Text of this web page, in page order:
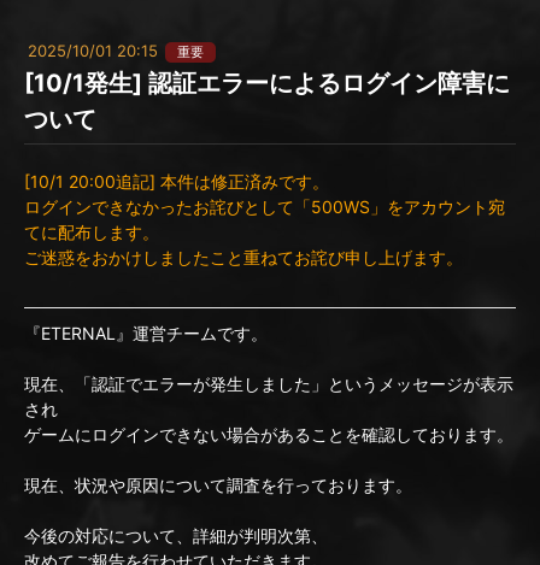
2025/10/01 20:15 重要
[10/1発生] 認証エラーによるログイン障害に
ついて
[10/1 20:00追記] 本件は修正済みです。
ログインできなかったお詫びとして「500WS」をアカウント宛
てに配布します。
ご迷惑をおかけしましたこと重ねてお詫び申し上げます。
『ETERNAL』運営チームです。
現在、「認証でエラーが発生しました」というメッセージが表示
され
ゲームにログインできない場合があることを確認しております。
現在、状況や原因について調査を行っております。
今後の対応について、詳細が判明次第、
改めてご報告を行わせていただきます。